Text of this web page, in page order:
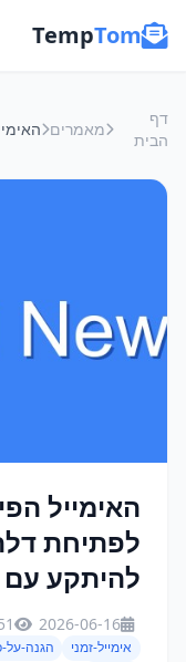
TempTom
דף
הבית
מאמרים
האימייל
לפתיחת
להיתקע
2026-06-16
51
אימייל-זמני הגנה-על-